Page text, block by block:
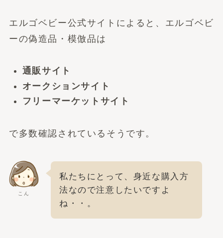
エルゴベビー公式サイトによると、エルゴベビ
ーの偽造品・模倣品は
通販サイト
オークションサイト
フリーマーケットサイト
で多数確認されているそうです。
こん
私たちにとって、身近な購入方
法なので注意したいですよ
ね・・。